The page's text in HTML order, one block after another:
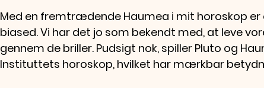
Med en fremtrædende Haumea i mit horoskop er
biased. Vi har det jo som bekendt med, at leve
gennem de briller. Pudsigt nok, spiller Pluto og
Instituttets horoskop, hvilket har mærkbar